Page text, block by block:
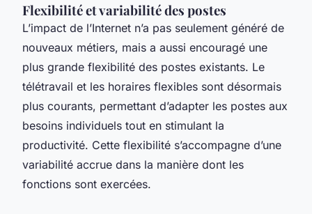
Flexibilité et variabilité des postes
L’impact de l’Internet n’a pas seulement généré de
nouveaux métiers, mais a aussi encouragé une
plus grande flexibilité des postes existants. Le
télétravail et les horaires flexibles sont désormais
plus courants, permettant d’adapter les postes aux
besoins individuels tout en stimulant la
productivité. Cette flexibilité s’accompagne d’une
variabilité accrue dans la manière dont les
fonctions sont exercées.